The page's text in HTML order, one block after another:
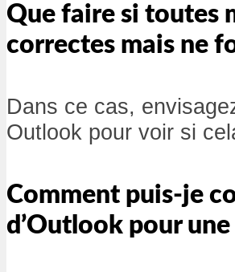
Que faire si toutes
correctes mais ne
Dans ce cas,
Outlook pour voir si
Comment puis-je
d’Outlook pour